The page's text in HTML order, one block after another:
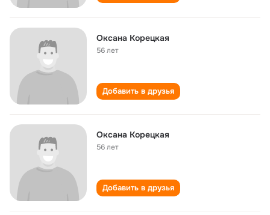
Оксана Корецкая
56 лет
Добавить в друзья
Оксана Корецкая
56 лет
Добавить в друзья